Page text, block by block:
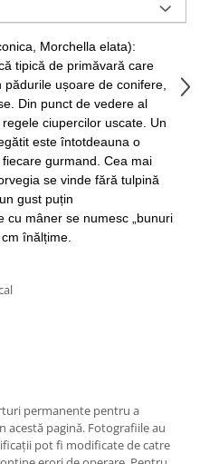
Morchella elata):
tipică de primăvară care
ușoare de conifere,
Din punct de vedere al
ciupercilor uscate. Un
este întotdeauna o
gurmand. Cea mai
se vinde fără tulpină
gust puțin
cu mâner se numesc „bunuri
înălțime.
permanente pentru a
pagină. Fotografiile au
pot fi modificate de catre